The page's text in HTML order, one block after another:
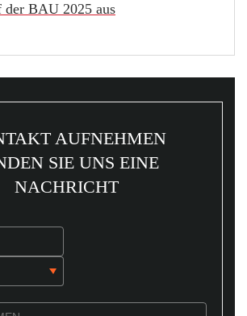
BAU 2025 aus
AUFNEHMEN
SIE UNS EINE
NACHRICHT​